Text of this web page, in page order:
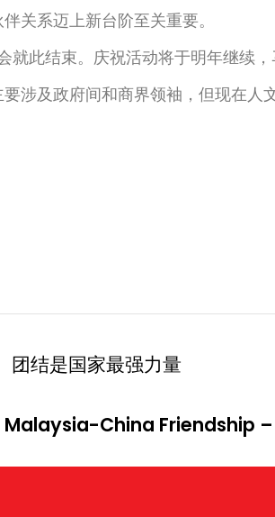
关系迈上新台阶至关重要。
就此结束。庆祝活动将于明年继续
涉及政府间和商界领袖，但现在人
结是国家最强力量
China Friendship